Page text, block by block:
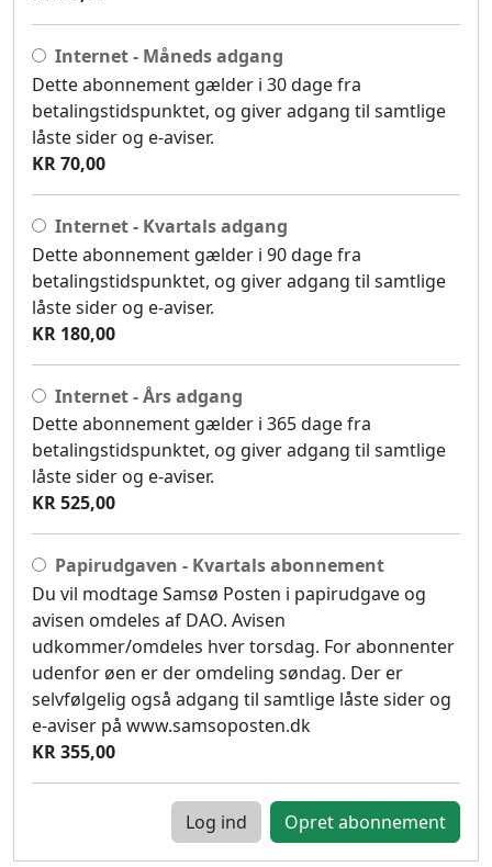
Internet - Måneds adgang
Dette abonnement gælder i 30 dage fra
betalingstidspunktet, og giver adgang til samtlige
låste sider og e-aviser.
KR 70,00
Internet - Kvartals adgang
Dette abonnement gælder i 90 dage fra
betalingstidspunktet, og giver adgang til samtlige
låste sider og e-aviser.
KR 180,00
Internet - Års adgang
Dette abonnement gælder i 365 dage fra
betalingstidspunktet, og giver adgang til samtlige
låste sider og e-aviser.
KR 525,00
Papirudgaven - Kvartals abonnement
Du vil modtage Samsø Posten i papirudgave og
avisen omdeles af DAO. Avisen
udkommer/omdeles hver torsdag. For abonnenter
udenfor øen er der omdeling søndag. Der er
selvfølgelig også adgang til samtlige låste sider og
e-aviser på www.samsoposten.dk
KR 355,00
Log ind